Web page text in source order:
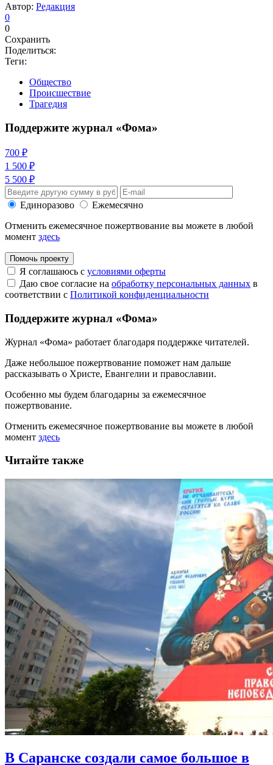
Автор: Редакция
0
0
Сохранить
Поделиться:
Теги:
Общество
Происшествие
Трагедия
Поддержите журнал «Фома»
700 ₽
1 500 ₽
5 500 ₽
Единоразово
Ежемесячно
Отменить ежемесячное пожертвование вы можете в любой
момент здесь
Помочь проекту
Я соглашаюсь с условиями оферты
Даю свое согласие на обработку персональных данных в
соответствии с Политикой конфиденциальности
Поддержите журнал «Фома»
Журнал «Фома» работает благодаря поддержке читателей.
Даже небольшое пожертвование поможет нам дальше
рассказывать о Христе, Евангелии и православии.
Особенно мы будем благодарны за ежемесячное
пожертвование.
Отменить ежемесячное пожертвование вы можете в любой
момент здесь
Читайте также
В Саранске создали самое большое в